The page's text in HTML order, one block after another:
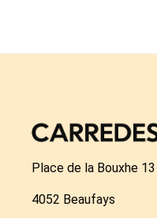
Place de la Bouxhe 13
4052 Beaufays